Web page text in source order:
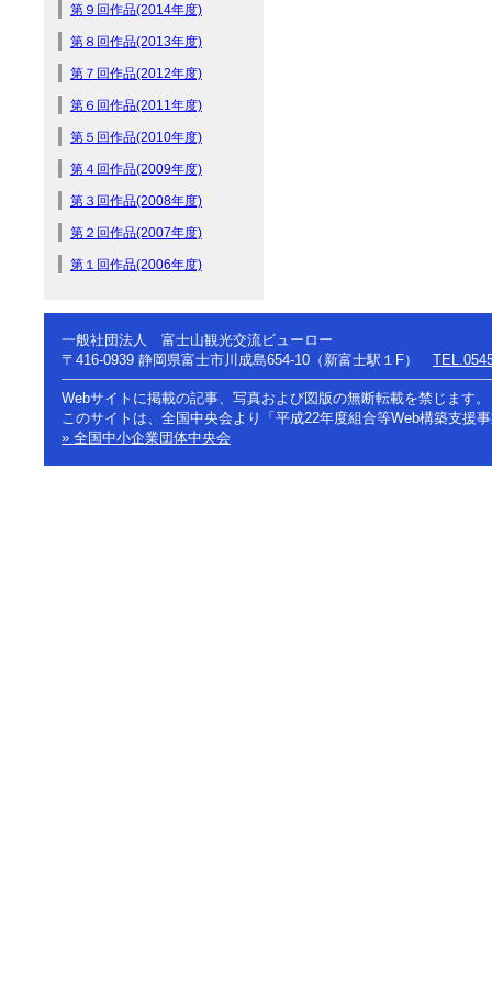
第９回作品(2014年度)
第８回作品(2013年度)
第７回作品(2012年度)
第６回作品(2011年度)
第５回作品(2010年度)
第４回作品(2009年度)
第３回作品(2008年度)
第２回作品(2007年度)
第１回作品(2006年度)
一般社団法人 富士山観光交流ビューロー
〒416-0939 静岡県富士市川成島654-10（新富士駅１F）
Webサイトに掲載の記事、写真および図版の無断転載を禁じます。
このサイトは、全国中央会より「平成22年度組合等Web構築支援
» 全国中小企業団体中央会